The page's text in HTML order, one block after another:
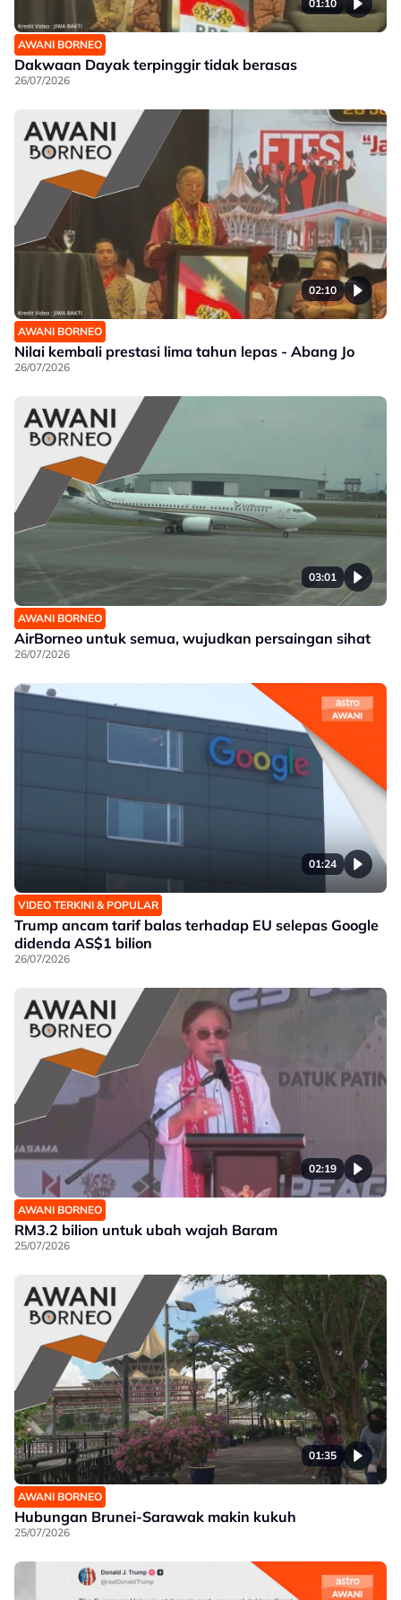
01:10
AWANI BORNEO
Dakwaan Dayak terpinggir tidak berasas
26/07/2026
02:10
AWANI BORNEO
Nilai kembali prestasi lima tahun lepas - Abang Jo
26/07/2026
03:01
AWANI BORNEO
AirBorneo untuk semua, wujudkan persaingan sihat
26/07/2026
01:24
VIDEO TERKINI & POPULAR
Trump ancam tarif balas terhadap EU selepas Google
didenda AS$1 bilion
26/07/2026
02:19
AWANI BORNEO
RM3.2 bilion untuk ubah wajah Baram
25/07/2026
01:35
AWANI BORNEO
Hubungan Brunei-Sarawak makin kukuh
25/07/2026